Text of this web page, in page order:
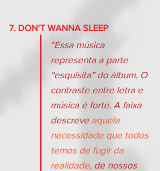
7. DON'T WANNA SLEEP
"Essa música
representa a parte
“esquisita” do álbum. O
contraste entre letra e
música é forte. A faixa
descreve aquela
necessidade que todos
temos de fugir da
realidade, de nossos